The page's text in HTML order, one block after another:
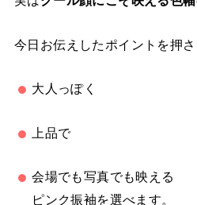
今日お伝えしたポイントを押さ
大人っぽく
上品で
会場でも写真でも映える
ピンク振袖を選べます。